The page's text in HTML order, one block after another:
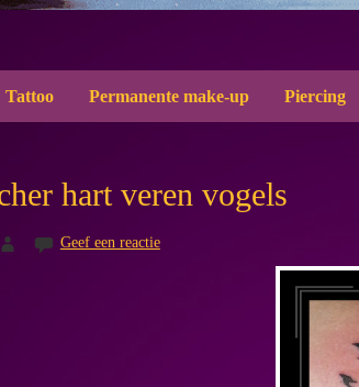
Tattoo Permanente make-up Piercing
hart veren vogels
Geef een reactie